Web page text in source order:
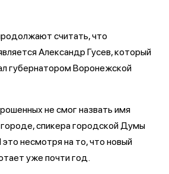
считать, что
Александр Гусев, который
губернатором Воронежской
не смог назвать имя
спикера городской Думы
несмотря на то, что новый
уже почти год.